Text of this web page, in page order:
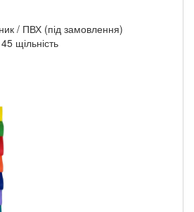
/ ПВХ (під замовлення)
щільність